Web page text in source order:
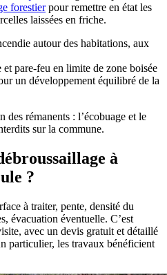
forestierpour remettre en état les
laissées en friche.
autour des habitations, aux
pare-feu en limite de zone boisée
un développement équilibré de la
rémanents : l’écobuage et le
sur la commune.
à
?
à traiter, pente, densité du
évacuation éventuelle. C’est
avec un devis gratuit et détaillé
particulier, les travaux bénéficient